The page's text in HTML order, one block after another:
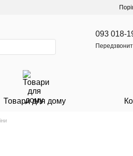
093 018-
Товари для дому